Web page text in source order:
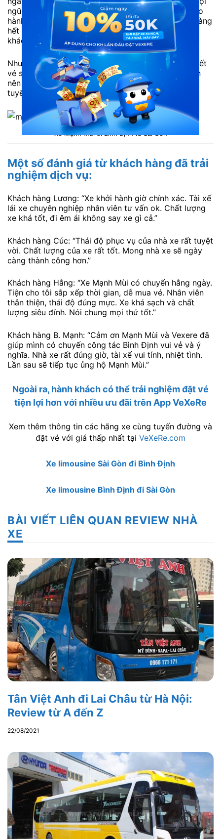
ngũ tài xế tận tâm, mang đến hành trình an toàn cho
hành khách. Nhân viên phục vụ luôn hỗ trợ khách hàng
hết mình, chu đáo, luôn giải đáp các thắc mắc của
khách hàng tận tình.
Nhược điểm: Số lượng khách đi đông nên thường hết
vé sớm vào các ngày cuối tuần hoặc cao điểm. Bạn
nên liên hệ tổng đài 1900 888684 hoặc đặt vé trực
tuyến trước để tránh hết vé.
Xe Mạnh Mùi đi Bình Định từ Sài Gòn
Một số đánh giá từ khách hàng đã trải
nghiệm dịch vụ:
Khách hàng Lương: “Xe khởi hành giờ chính xác. Tài xế
lái xe chuyên nghiệp nhân viên tư vấn ok. Chất lượng
xe khá tốt, đi êm ái không say xe gì cả.”
Khách hàng Cúc: “Thái độ phục vụ của nhà xe rất tuyệt
vời. Chất lượng của xe rất tốt. Mong nhà xe sẽ ngày
càng thành công hơn.”
Khách hàng Hằng: “Xe Mạnh Mùi có chuyến hằng ngày.
Tiện cho tôi sắp xếp thời gian, dễ mua vé. Nhân viên
thân thiện, thái độ đúng mực. Xe khá sạch và chất
lượng siêu đỉnh. Nói chung mọi thứ tốt.”
Khách hàng B. Mạnh: “Cảm ơn Mạnh Mùi và Vexere đã
giúp mình có chuyến công tác Bình Định vui vẻ và ý
nghĩa. Nhà xe rất đúng giờ, tài xế vui tính, nhiệt tình.
Lần sau sẽ tiếp tục ủng hộ Mạnh Mùi.”
Ngoài ra, hành khách có thể trải nghiệm đặt vé
tiện lợi hơn với nhiều ưu đãi trên App VeXeRe
Xem thêm thông tin các hãng xe cùng tuyến đường và
đặt vé với giá thấp nhất tại VeXeRe.com
Xe limousine Sài Gòn đi Bình Định
Xe limousine Bình Định đi Sài Gòn
BÀI VIẾT LIÊN QUAN REVIEW NHÀ
XE
Tân Việt Anh đi Lai Châu từ Hà Nội:
Review từ A đến Z
22/08/2021